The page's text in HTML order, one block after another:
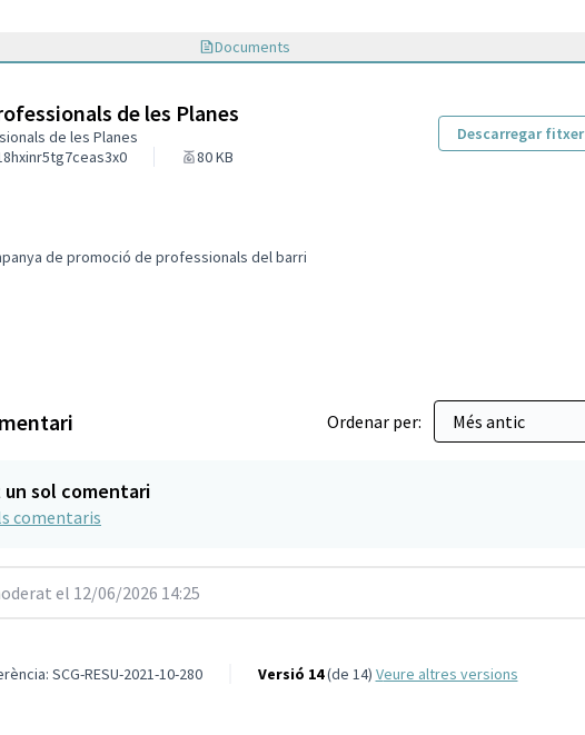
Documents
de les Planes
de les Planes
80 KB
Descarregar fitxer
Les Planes
en filtrar per: Campanya de promoció de professionals del barri
de promoció de professionals del barri
Ordenar per:
sol comentari
comentaris
el 12/06/2026 14:25
SCG-RESU-2021-10-280 Versió 14(de 14) veure altres versions